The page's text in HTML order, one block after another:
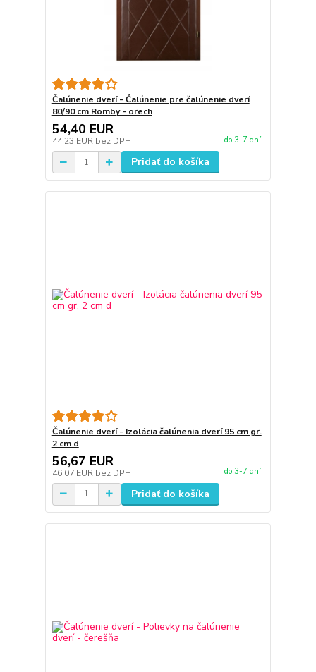
Čalúnenie dverí - Čalúnenie pre čalúnenie dverí
80/90 cm Romby - orech
54,40 EUR
44,23 EUR bez DPH do 3-7 dní
Pridať do košíka
Čalúnenie dverí - Izolácia čalúnenia dverí 95 cm gr.
2 cm d
56,67 EUR
46,07 EUR bez DPH do 3-7 dní
Pridať do košíka